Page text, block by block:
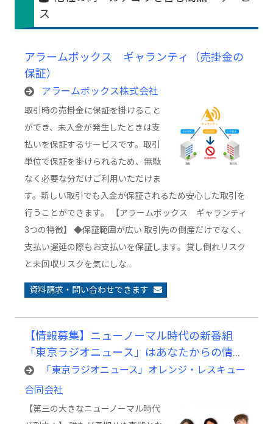
ス
アラームボックス ギャランティ（売掛金の
保証）
アラームボックス株式会社
取引時の売掛金に保証を掛けること
ができ、未入金が発生したときは支
払いを保証するサービスです。取引
単位で保証を掛けられるため、無駄
なく必要な分だけご利用いただけま
す。新しい取引でも入金が保証されるため安心した取引を
行うことができます。 【アラームボックス ギャランティ
3つの特徴】 ◆保証範囲が広い 取引先の倒産だけでなく、
支払い遅延の際もお支払いを保証します。貸し倒れリスク
と未回収リスクを気にしな…
資料請求・問い合わせできます
【情報募集】ニューノーマル時代の新番組
「東京ラジオニュース」はあなたからの情報
提供をお待ちしています。
「東京ラジオニュース」オレンジ・レスキュー
合同会社
【第三の大きなニューノーマル時代